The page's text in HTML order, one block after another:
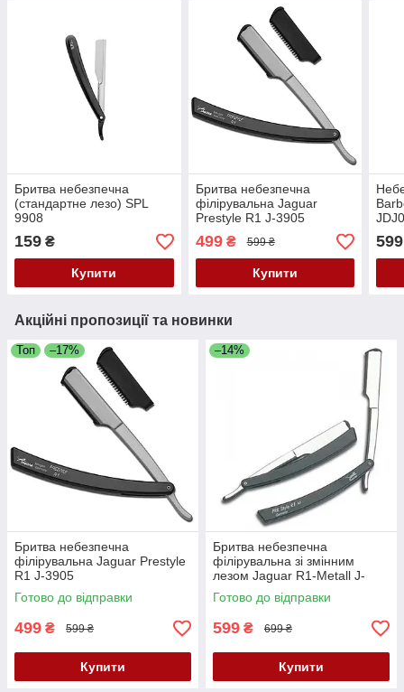
Бритва небезпечна
(стандартне лезо) SPL
9908
159 ₴
Купити
Бритва небезпечна
філірувальна Jaguar
Prestyle R1 J-3905
499₴ 599 ₴
Купити
599
Акційні пропозиції та новинки
Топ –17%
Бритва небезпечна
філірувальна Jaguar Prestyle
R1 J-3905
Готово до відправки
499 ₴ 599 ₴
Купити
–14%
Бритва небезпечна
філірувальна зі змінним
лезом Jaguar R1-Metall J-
3906
Готово до відправки
599 ₴ 699 ₴
Купити